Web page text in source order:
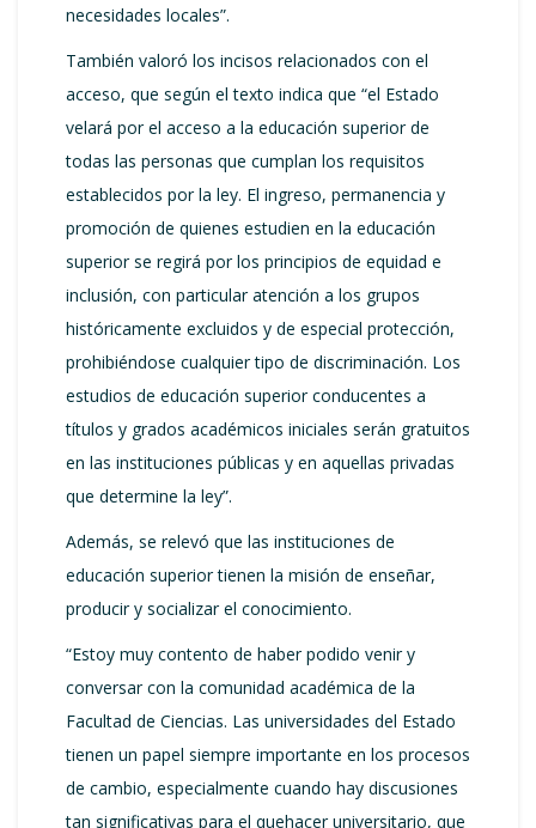
necesidades locales”.
También valoró los incisos relacionados con el
acceso, que según el texto indica que “el Estado
velará por el acceso a la educación superior de
todas las personas que cumplan los requisitos
establecidos por la ley. El ingreso, permanencia y
promoción de quienes estudien en la educación
superior se regirá por los principios de equidad e
inclusión, con particular atención a los grupos
históricamente excluidos y de especial protección,
prohibiéndose cualquier tipo de discriminación. Los
estudios de educación superior conducentes a
títulos y grados académicos iniciales serán gratuitos
en las instituciones públicas y en aquellas privadas
que determine la ley”.
Además, se relevó que las instituciones de
educación superior tienen la misión de enseñar,
producir y socializar el conocimiento.
“Estoy muy contento de haber podido venir y
conversar con la comunidad académica de la
Facultad de Ciencias. Las universidades del Estado
tienen un papel siempre importante en los procesos
de cambio, especialmente cuando hay discusiones
tan significativas para el quehacer universitario, que